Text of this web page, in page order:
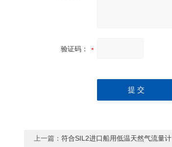
验证码：
上一篇：符合SIL2进口船用低温天然气流量计